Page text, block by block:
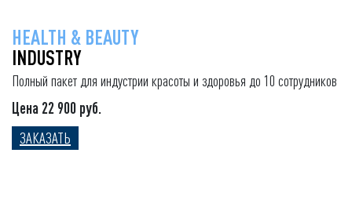
HEALTH & BEAUTY
INDUSTRY
Полный пакет для индустрии красоты и здоровья до 10 сотрудников
Цена 22 900 руб.
ЗАКАЗАТЬ